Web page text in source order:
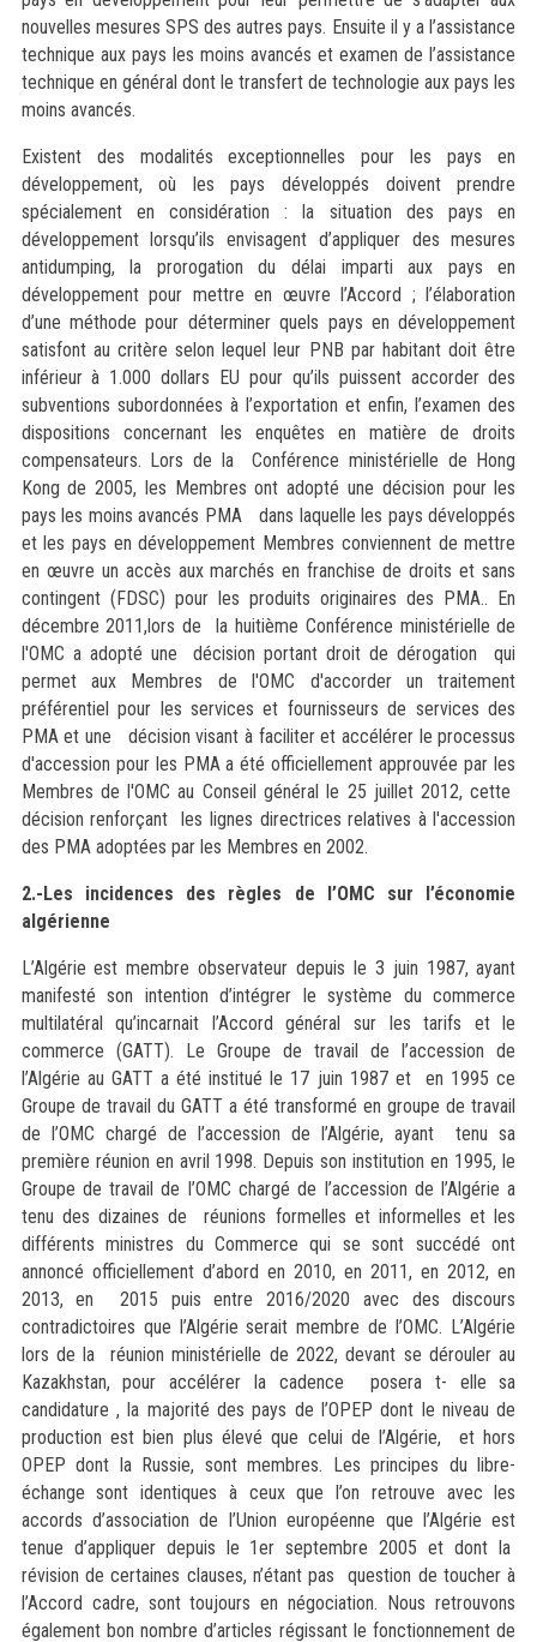
nouvelles mesures SPS des autres pays. Ensuite il y a l’assistance
technique aux pays les moins avancés et examen de l’assistance
technique en général dont le transfert de technologie aux pays les
moins avancés.
Existent des modalités exceptionnelles pour les pays en
développement, où les pays développés doivent prendre
spécialement en considération : la situation des pays en
développement lorsqu’ils envisagent d’appliquer des mesures
antidumping, la prorogation du délai imparti aux pays en
développement pour mettre en œuvre l’Accord ; l’élaboration
d’une méthode pour déterminer quels pays en développement
satisfont au critère selon lequel leur PNB par habitant doit être
inférieur à 1.000 dollars EU pour qu’ils puissent accorder des
subventions subordonnées à l’exportation et enfin, l’examen des
dispositions concernant les enquêtes en matière de droits
compensateurs. Lors de la Conférence ministérielle de Hong
Kong de 2005, les Membres ont adopté une décision pour les
pays les moins avancés PMA dans laquelle les pays développés
et les pays en développement Membres conviennent de mettre
en œuvre un accès aux marchés en franchise de droits et sans
contingent (FDSC) pour les produits originaires des PMA.. En
décembre 2011,lors de la huitième Conférence ministérielle de
l'OMC a adopté une décision portant droit de dérogation qui
permet aux Membres de l'OMC d'accorder un traitement
préférentiel pour les services et fournisseurs de services des
PMA et une décision visant à faciliter et accélérer le processus
d'accession pour les PMA a été officiellement approuvée par les
Membres de l'OMC au Conseil général le 25 juillet 2012, cette
décision renforçant les lignes directrices relatives à l'accession
des PMA adoptées par les Membres en 2002.
2.-Les incidences des règles de l’OMC sur l’économie
algérienne
L’Algérie est membre observateur depuis le 3 juin 1987, ayant
manifesté son intention d’intégrer le système du commerce
multilatéral qu’incarnait l’Accord général sur les tarifs et le
commerce (GATT). Le Groupe de travail de l’accession de
l’Algérie au GATT a été institué le 17 juin 1987 et en 1995 ce
Groupe de travail du GATT a été transformé en groupe de travail
de l’OMC chargé de l’accession de l’Algérie, ayant tenu sa
première réunion en avril 1998. Depuis son institution en 1995, le
Groupe de travail de l’OMC chargé de l’accession de l’Algérie a
tenu des dizaines de réunions formelles et informelles et les
différents ministres du Commerce qui se sont succédé ont
annoncé officiellement d’abord en 2010, en 2011, en 2012, en
2013, en 2015 puis entre 2016/2020 avec des discours
contradictoires que l’Algérie serait membre de l’OMC. L’Algérie
lors de la réunion ministérielle de 2022, devant se dérouler au
Kazakhstan, pour accélérer la cadence posera t- elle sa
candidature , la majorité des pays de l’OPEP dont le niveau de
production est bien plus élevé que celui de l’Algérie, et hors
OPEP dont la Russie, sont membres. Les principes du libre-
échange sont identiques à ceux que l’on retrouve avec les
accords d’association de l’Union européenne que l’Algérie est
tenue d’appliquer depuis le 1er septembre 2005 et dont la
révision de certaines clauses, n’étant pas question de toucher à
l’Accord cadre, sont toujours en négociation. Nous retrouvons
également bon nombre d’articles régissant le fonctionnement de